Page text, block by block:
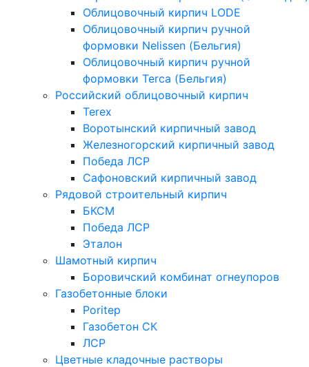
Облицовочный кирпич LODE
Облицовочный кирпич ручной
формовки Nelissen (Бельгия)
Облицовочный кирпич ручной
формовки Terca (Бельгия)
Российский облицовочный кирпич
Terex
Воротынский кирпичный завод
Железногорский кирпичный завод
Победа ЛСР
Сафоновский кирпичный завод
Рядовой строительный кирпич
БКСМ
Победа ЛСР
Эталон
Шамотный кирпич
Боровичский комбинат огнеупоров
Газобетонные блоки
Poritep
Газобетон СК
ЛСР
Цветные кладочные растворы